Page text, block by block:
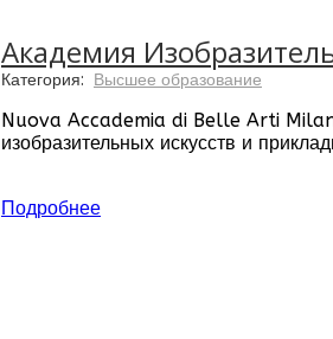
Академия
Категория: Высшее образование
Nuova Accademia di Belle Arti
изобразительных искусств и
NABA стал первой академией,
Подробнее